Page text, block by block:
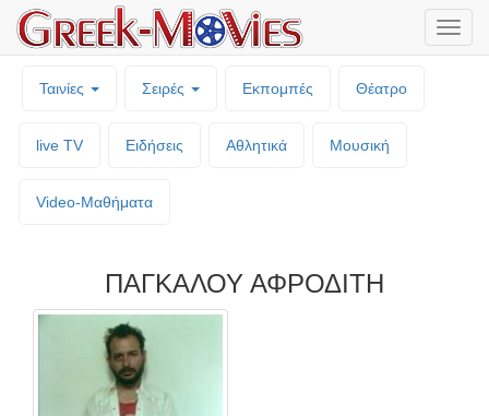
Ταινίες Σειρές Εκπομπές Θέατρο
live TV Ειδήσεις Αθλητικά Μουσική
Video-Mαθήματα
ΠΑΓΚΑΛΟΥ ΑΦΡΟΔΙΤΗ